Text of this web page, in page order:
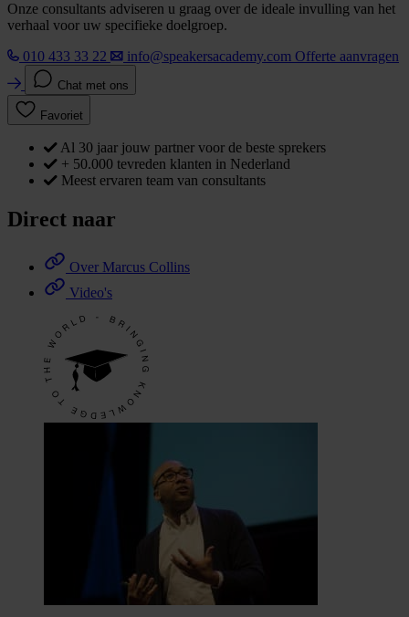
Onze consultants adviseren u graag over de ideale invulling van het
verhaal voor uw specifieke doelgroep.
010 433 33 22
info@speakersacademy.com Offerte aanvragen
Chat met ons
Favoriet
Al 30 jaar jouw partner voor de beste sprekers
+ 50.000 tevreden klanten in Nederland
Meest ervaren team van consultants
Direct naar
Over Marcus Collins
Video's